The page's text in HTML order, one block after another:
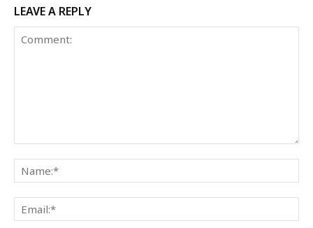
LEAVE A REPLY